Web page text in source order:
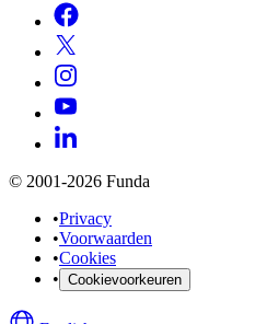
© 2001-2026 Funda
•Privacy
•Voorwaarden
•Cookies
• Cookievoorkeuren